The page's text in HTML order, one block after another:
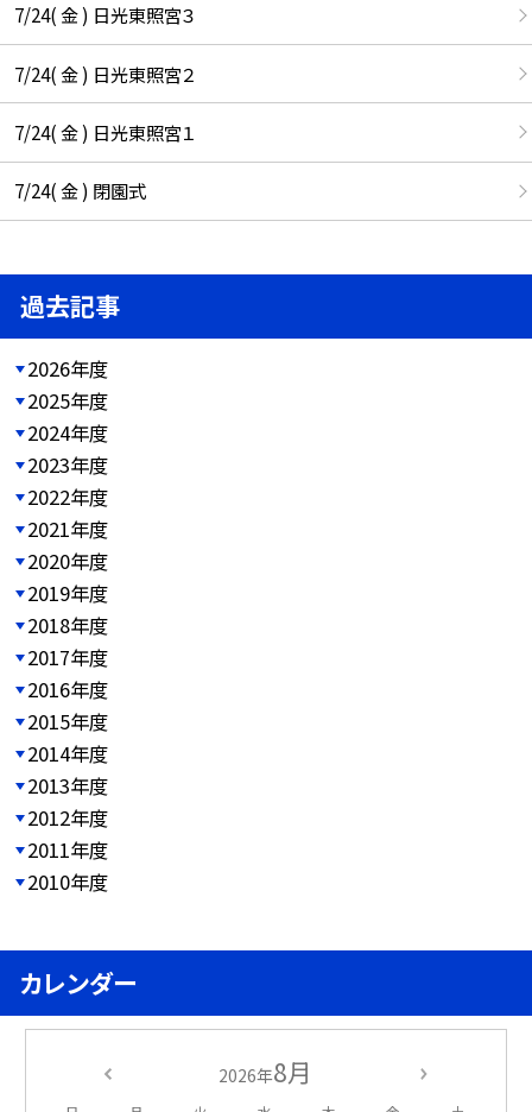
7/24( 金 ) 日光東照宮３
7/24( 金 ) 日光東照宮２
7/24( 金 ) 日光東照宮１
7/24( 金 ) 閉園式
過去記事
2026年度
2025年度
2024年度
2023年度
2022年度
2021年度
2020年度
2019年度
2018年度
2017年度
2016年度
2015年度
2014年度
2013年度
2012年度
2011年度
2010年度
カレンダー
2026年8月